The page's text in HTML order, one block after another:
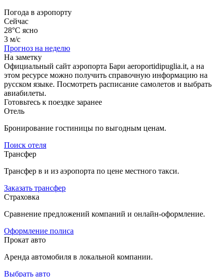
Погода в аэропорту
Сейчас
28°C ясно
3 м/с
Прогноз на неделю
На заметку
Официальный сайт аэропорта Бари aeroportidipuglia.it, а на
этом ресурсе можно получить справочную информацию на
русском языке. Посмотреть расписание самолетов и выбрать
авиабилеты.
Готовьтесь к поездке заранее
Отель
Бронирование гостиницы по выгодным ценам.
Поиск отеля
Трансфер
Трансфер в и из аэропорта по цене местного такси.
Заказать трансфер
Страховка
Сравнение предложений компаний и онлайн-оформление.
Оформление полиса
Прокат авто
Аренда автомобиля в локальной компании.
Выбрать авто